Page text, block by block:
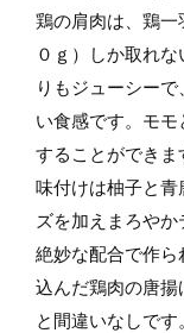
鶏の肩肉は、鶏
０ｇ）しか取れ
りもジューシー
い食感です。モ
することができま
味付けは柚子と
ズを加えまろやか
絶妙な配合で作
込んだ鶏肉の唐揚
と間違いなしです。